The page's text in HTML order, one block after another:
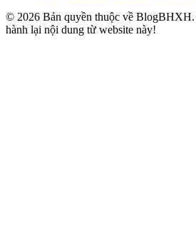
© 2026 Bản quyền thuộc về
hành lại nội dung từ website này!